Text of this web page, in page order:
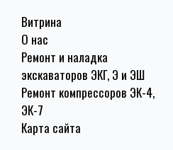
Витрина
О нас
Ремонт и наладка
экскаваторов ЭКГ, Э и ЭШ
Ремонт компрессоров ЭК-4,
ЭК-7
Карта сайта